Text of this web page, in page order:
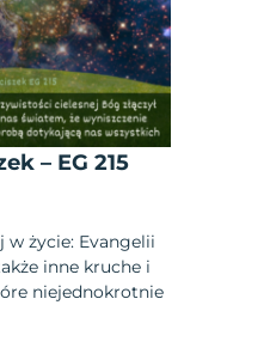
– EG 215
w życie: Evangelii
inne kruche i
niejednokrotnie